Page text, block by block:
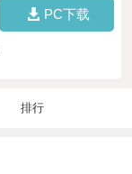
PC下载
排行